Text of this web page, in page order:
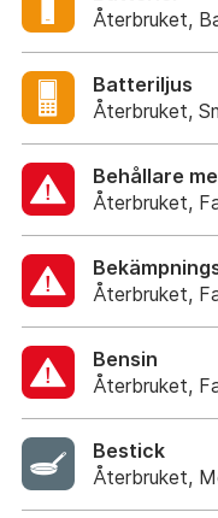
Återbruket,
Batteriljus
Återbruket,
Behållare
Återbruket,
Återbruket,
Bensin
Återbruket,
Bestick
Återbruket,